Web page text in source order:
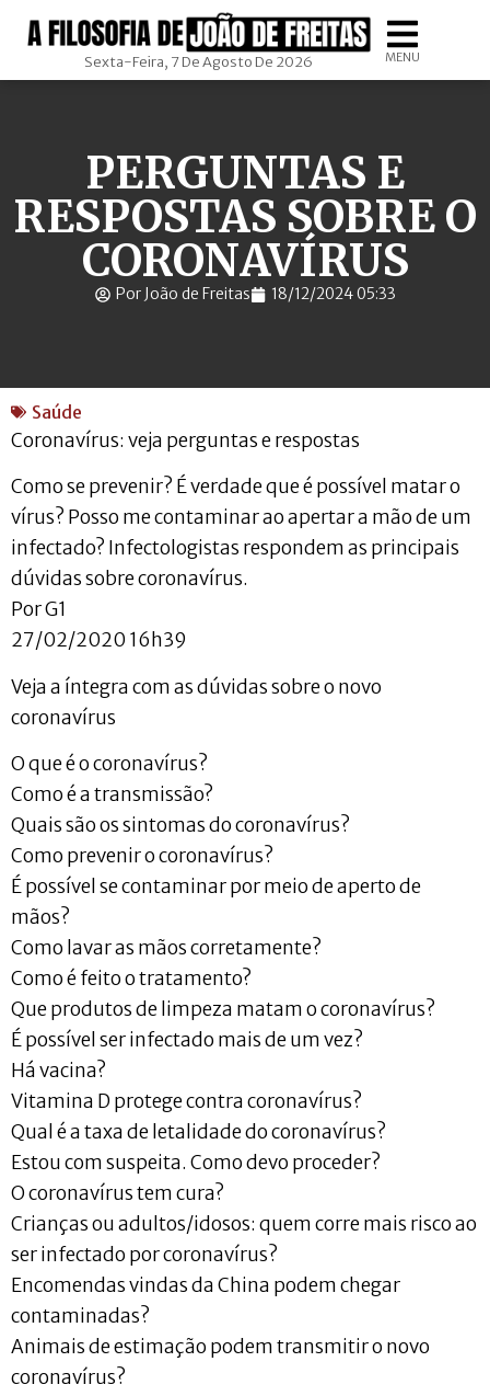
Sexta-Feira, 7 De Agosto De 2026 MENU
PERGUNTAS E
RESPOSTAS SOBRE O
CORONAVÍRUS
Por João de Freitas 18/12/2024 05:33
Saúde
Coronavírus: veja perguntas e respostas
Como se prevenir? É verdade que é possível matar o
vírus? Posso me contaminar ao apertar a mão de um
infectado? Infectologistas respondem as principais
dúvidas sobre coronavírus.
Por G1
27/02/2020 16h39
Veja a íntegra com as dúvidas sobre o novo
coronavírus
O que é o coronavírus?
Como é a transmissão?
Quais são os sintomas do coronavírus?
Como prevenir o coronavírus?
É possível se contaminar por meio de aperto de
mãos?
Como lavar as mãos corretamente?
Como é feito o tratamento?
Que produtos de limpeza matam o coronavírus?
É possível ser infectado mais de um vez?
Há vacina?
Vitamina D protege contra coronavírus?
Qual é a taxa de letalidade do coronavírus?
Estou com suspeita. Como devo proceder?
O coronavírus tem cura?
Crianças ou adultos/idosos: quem corre mais risco ao
ser infectado por coronavírus?
Encomendas vindas da China podem chegar
contaminadas?
Animais de estimação podem transmitir o novo
coronavírus?